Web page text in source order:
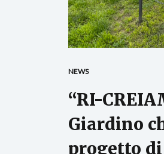
NEWS
“RI-
Giardino
progetto di